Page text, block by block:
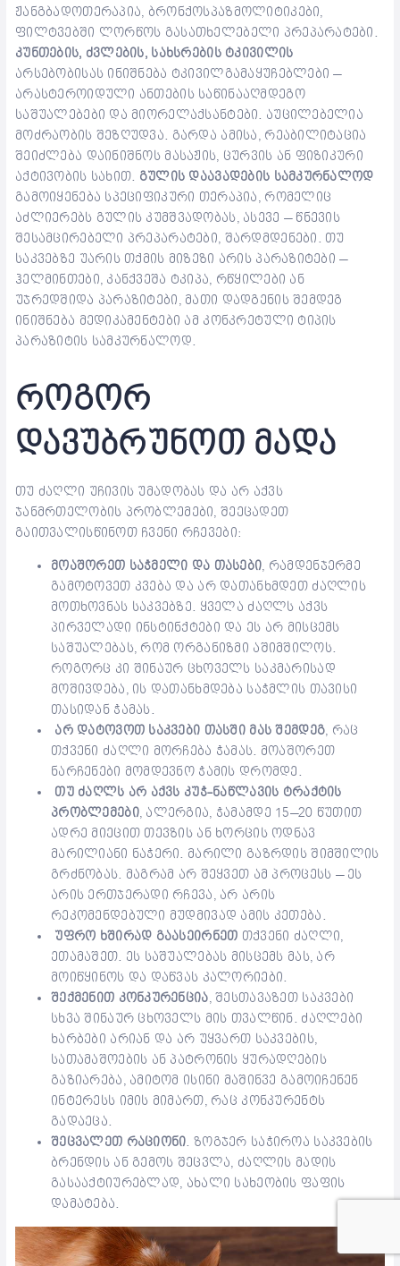
ჟანგბადოთერაპია, ბრონქოსპაზმოლიტიკები,
ფილტვებში ლორწოს გასათხელებელი პრეპარატები.
კუნთების, ძვლების, სახსრების ტკივილის
არსებობისას ინიშნება ტკივილგამაყუჩებლები –
არასტეროიდული ანთების საწინააღმდეგო
საშუალებები და მიორელაქსანტები. აუცილებელია
მოძრაობის შეზღუდვა. გარდა ამისა, რეაბილიტაცია
შეიძლება დაინიშნოს მასაჟის, ცურვის ან ფიზიკური
აქტივობის სახით. გულის დაავადების სამკურნალოდ
გამოიყენება სპეციფიკური თერაპია, რომელიც
აძლიერებს გულის კუმშვადობას, ასევე – წნევის
შესამცირებელი პრეპარატები, შარდმდენები. თუ
საკვებზე უარის თქმის მიზეზი არის პარაზიტები –
ჰელმინთები, კანქვეშა ტკიპა, რწყილები ან
უჯრედშიდა პარაზიტები, მათი დადგენის შემდეგ
ინიშნება მედიკამენტები ამ კონკრეტული ტიპის
პარაზიტის სამკურნალოდ.
როგორ
დავუბრუნოთ მადა
თუ ძაღლი უჩივის უმადობას და არ აქვს
ჯანმრთელობის პრობლემები, შეეცადეთ
გაითვალისწინოთ ჩვენი რჩევები:
მოაშორეთ საჭმელი და თასები, რამდენჯერმე
გამოტოვეთ კვება და არ დათანხმდეთ ძაღლის
მოთხოვნას საკვებზე. ყველა ძაღლს აქვს
პირველადი ინსტინქტები და ეს არ მისცემს
საშუალებას, რომ ორგანიზმი აშიმშილოს.
როგორც კი შინაურ ცხოველს საკმარისად
მოშივდება, ის დათანხმდება საჭმლის თავისი
თასიდან ჭამას.
არ დატოვოთ საკვები თასში მას შემდეგ, რაც
თქვენი ძაღლი მორჩება ჭამას. მოაშორეთ
ნარჩენები მომდევნო ჭამის დრომდე.
თუ ძაღლს არ აქვს კუჭ-ნაწლავის ტრაქტის
პრობლემები, ალერგია, ჭამამდე 15–20 წუთით
ადრე მიეცით თევზის ან ხორცის ოდნავ
მარილიანი ნაჭერი. მარილი გაზრდის შიმშილის
გრძნობას. მაგრამ არ შეყვეთ ამ პროცესს – ეს
არის ერთჯერადი რჩევა, არ არის
რეკომენდებული მუდმივად ამის კეთება.
უფრო ხშირად გაასეირნეთ თქვენი ძაღლი,
ეთამაშეთ. ეს საშუალებას მისცემს მას, არ
მოიწყინოს და დაწვას კალორიები.
შექმენით კონკურენცია, შესთავაზეთ საკვები
სხვა შინაურ ცხოველს მის თვალწინ. ძაღლები
ხარბები არიან და არ უყვართ საკვების,
სათამაშოების ან პატრონის ყურადღების
გაზიარება, ამიტომ ისინი მაშინვე გამოიჩენენ
ინტერესს იმის მიმართ, რაც კონკურენტს
გადაეცა.
შეცვალეთ რაციონი. ზოგჯერ საჭიროა საკვების
ბრენდის ან გემოს შეცვლა, ძაღლის მადის
გასააქტიურებლად, ახალი სახეობის ფაფის
დამატება.